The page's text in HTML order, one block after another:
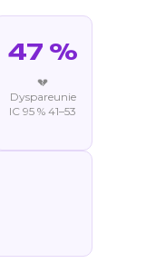
47 %
💔
Dyspareunie
IC 95 % 41–53